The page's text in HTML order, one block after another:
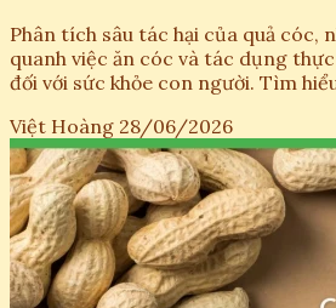
Phân tích sâu tác hại của quả cóc,
quanh việc ăn cóc và tác dụng
đối với sức khỏe con người. Tìm
Việt Hoàng 28/06/2026